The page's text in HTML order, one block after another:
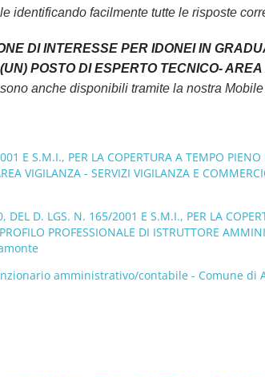
identificando facilmente tutte le risposte
DI INTERESSE PER IDONEI IN
POSTO DI ESPERTO TECNICO- AREA
anche disponibili tramite la nostra
E S.M.I., PER LA COPERTURA A TEMPO
VIGILANZA - SERVIZI VIGILANZA E
DEL D. LGS. N. 165/2001 E S.M.I., PER LA
PROFESSIONALE DI ISTRUTTORE
amministrativo/contabile - Comune di